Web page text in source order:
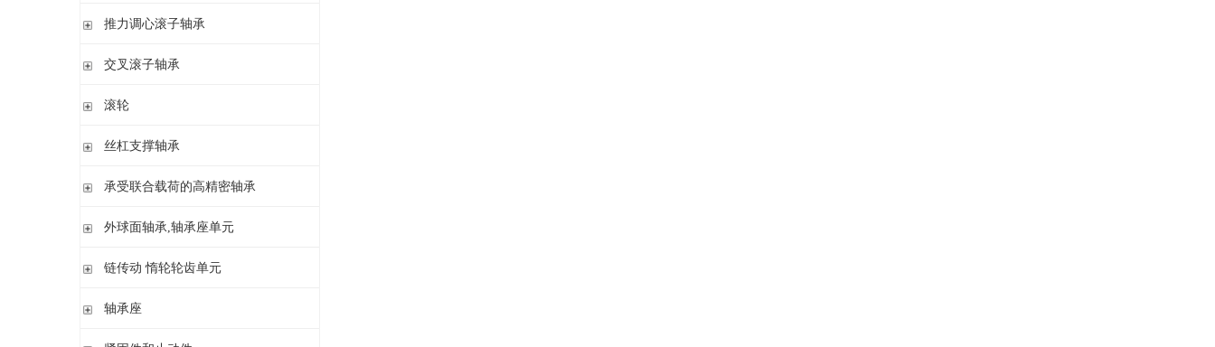
滚针/ 推力圆柱滚子轴承 无内圈 带或不带外罩
内圈 无润滑孔
推力滚针和保持架组件 推力轴承垫圈
与向心滚针轴承 组合使用
推力调心滚子轴承
推力调心滚子轴承
交叉滚子轴承
交叉滚子轴承
滚轮
支承型滚轮
球轴承滚轮
丝杠支撑轴承
推力角接触球轴承
密封组件 精密锁紧螺母
承受联合载荷的高精密轴承
推力/向心轴承
外球面轴承,轴承座单元
外球面轴承
链传动 惰轮轮齿单元
链传动 惰轮轮齿单元
轴承座
立式轴承座SNV,剖分用于带紧定套的圆锥孔轴承